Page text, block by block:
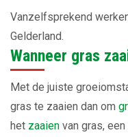
Vanzelfsprekend
Gelderland.
Wanneer gras
Met de juiste
gras te zaaien dan om
het zaaien van gras,